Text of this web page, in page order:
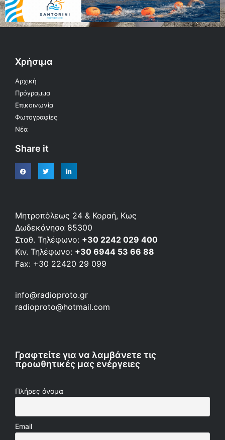
Χρήσιμα
Αρχική
Πρόγραμμα
Επικοινωνία
Φωτογραφίες
Νέα
Share it
Μητροπόλεως 24 & Κοραή, Κως
Δωδεκάνησα 85300
Σταθ. Τηλέφωνο: +30 2242 029 400
Κιν. Τηλέφωνο: +30 6944 53 66 88
Fax: +30 22420 29 099
info@radioproto.gr
radioproto@hotmail.com
Γραφτείτε για να λαμβάνετε τις
προωθητικές μας ενέργειες
Πλήρες όνομα
Email